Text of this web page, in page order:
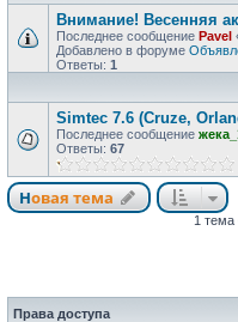
Внимание! Весенняя
Последнее сообщение Pavel
Добавлено в форуме
Ответы: 1
Simtec 7.6 (Cruze,
Последнее сообщение
Ответы: 67
Новая тема
1 тема
Права доступа